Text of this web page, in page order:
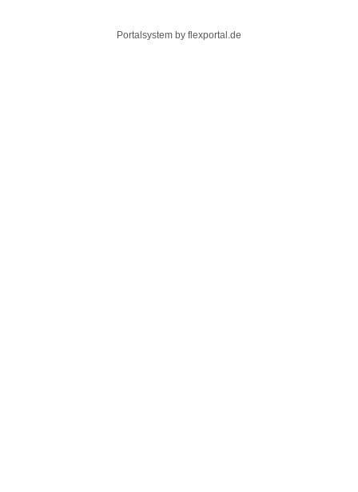
Portalsystem by flexportal.de